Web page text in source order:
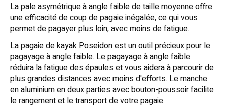
La pale asymétrique à angle faible de taille moyenne offre
une efficacité de coup de pagaie inégalée, ce qui vous
permet de pagayer plus loin, avec moins de fatigue.
La pagaie de kayak Poseidon est un outil précieux pour le
pagayage à angle faible. Le pagayage à angle faible
réduira la fatigue des épaules et vous aidera à parcourir de
plus grandes distances avec moins d'efforts. Le manche
en aluminium en deux parties avec bouton-poussoir facilite
le rangement et le transport de votre pagaie.